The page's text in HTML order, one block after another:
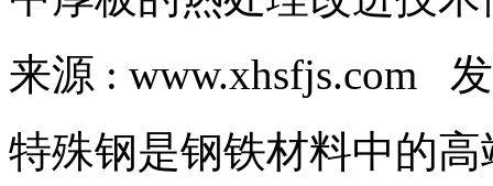
来源 : www.xhsfjs.com
特殊钢是钢铁材料中的